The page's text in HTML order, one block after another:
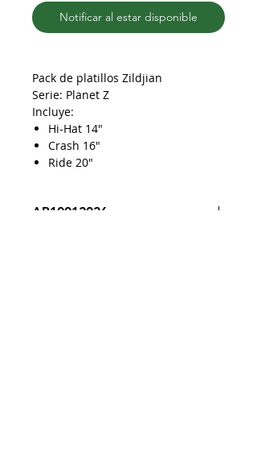
Notificar al estar disponible
Pack de platillos Zildjian
Serie: Planet Z
Incluye:
Hi-Hat 14"
Crash 16"
Ride 20"
AP10012026